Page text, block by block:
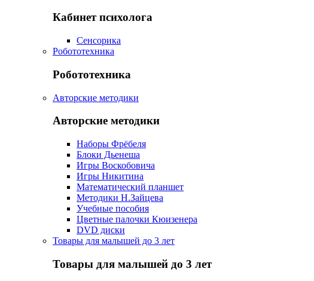
Кабинет психолога
Сенсорика
Робототехника
Робототехника
Авторские методики
Авторские методики
Наборы Фрёбеля
Блоки Дьенеша
Игры Воскобовича
Игры Никитина
Математический планшет
Методики Н.Зайцева
Учебные пособия
Цветные палочки Кюизенера
DVD диски
Товары для малышей до 3 лет
Товары для малышей до 3 лет